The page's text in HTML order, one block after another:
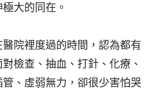
大的同在。
院裡度過的時間，認為都有
檢查、抽血、打針、化療、
、虛弱無力，卻很少害怕哭